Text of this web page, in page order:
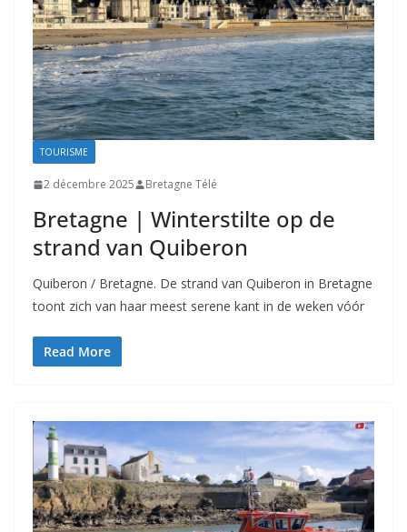
TOURISME
2 décembre 2025 Bretagne Télé
Bretagne | Winterstilte op de
strand van Quiberon
Quiberon / Bretagne. De strand van Quiberon in Bretagne
toont zich van haar meest serene kant in de weken vóór
Read More